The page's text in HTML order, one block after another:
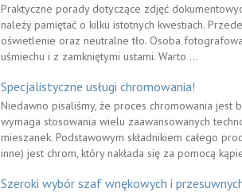
Praktyczne porady dotyczące zdjęć
należy pamiętać o kilku istotnych kwestiach.
oświetlenie oraz neutralne tło. Osoba
uśmiechu i z zamkniętymi ustami. Warto ...
Specjalistyczne usługi chromowania!
Niedawno pisaliśmy, że proces chromowania jest
wymaga stosowania wielu zaawansowanych
mieszanek. Podstawowym składnikiem całego
inne) jest chrom, który nakłada się za pomocą
Szeroki wybór szaf wnękowych i